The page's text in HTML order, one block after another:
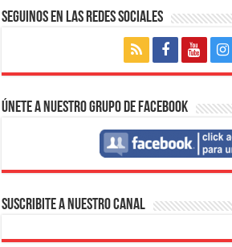
Seguinos en las Redes Sociales
Únete a nuestro Grupo de Facebook
SUSCRIBITE A NUESTRO CANAL